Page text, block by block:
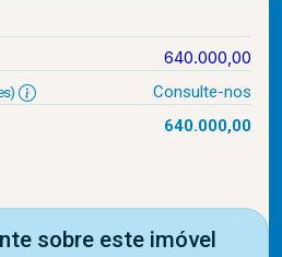
640.000,00
Consulte-nos
640.000,00
sobre este imóvel